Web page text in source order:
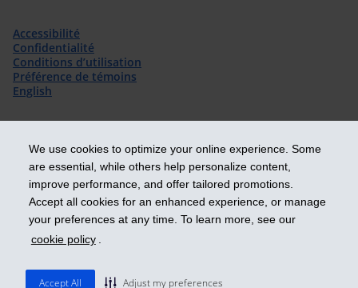
We use cookies to optimize your online experience. Some
are essential, while others help personalize content,
improve performance, and offer tailored promotions.
Accept all cookies for an enhanced experience, or manage
your preferences at any time. To learn more, see our
cookie policy .
Accept All Adjust my preferences
Accessibilité
Confidentialité
Conditions d’utilisation
Préférence de témoins
English
Prendre les devants